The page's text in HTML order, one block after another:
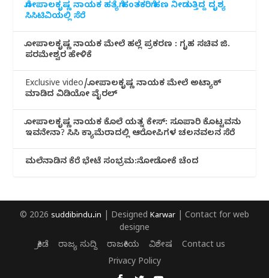
ಗೋಪಾಲಕೃಷ್ಣ ನಾಯಕ ಹತ್ಯೆಗೆ ಹಂತಕರಿಗೆ ಹಣ ನೀಡುತ್ತಿದ್ದ ದೃಶ್ಯ
ಸಿಸಿಟಿವಿಯಲ್ಲಿ ಸೆರೆ
ಗೋಪಾಲಕೃಷ್ಣ ನಾಯಕ ಮೇಲೆ ಹಲ್ಲೆ ಪ್ರಕರಣ : ಗೃಹ ಸಚಿವ ಜಿ.
ಪರಮೇಶ್ವರ ಹೇಳಿಕೆ
Exclusive video/ಗೋಪಾಲಕೃಷ್ಣ ನಾಯಕ ಮೇಲೆ ಅಟ್ಯಾಕ್
ಮಾಡಿದ ವಿಡಿಯೋ ವೈರಲ್
ಗೋಪಾಲಕೃಷ್ಣ ನಾಯಕ ಕೊಲೆ ಯತ್ನ ಕೇಸ್: ಸೂಪಾರಿ ಕೊಟ್ಟವನು
ಇವನೇನಾ? ಸಿಸಿ ಕ್ಯಾಮೆರಾದಲ್ಲಿ ಆರೋಪಿಗಳ ಚಲನವಲನ ಸೆರೆ
ಮಲೆನಾಡಿ‌ನ ಕೆರೆ ಭೇಟೆ ಸಂಭ್ರಮ:ನೋಡೋಕೆ ಚೆಂದ
© 2026 suddibindu.in | Designed Karwar | Contact for web
designe
ಕ್ರೀಡೆ
ರಾಜ್ಯ ಸುದ್ದಿ ರಾಜಕೀಯ ವಿಶೇಷ
Contact us
Privacy Policy